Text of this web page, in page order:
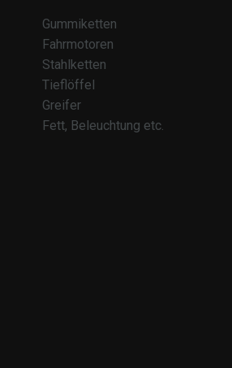
Gummiketten
Fahrmotoren
Stahlketten
Tieflöffel
Greifer
Fett, Beleuchtung etc.